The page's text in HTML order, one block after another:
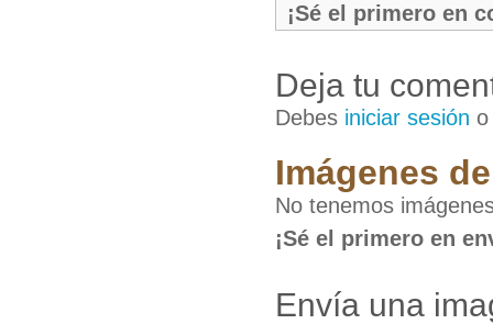
¡Sé el primero en
Deja tu
Debes iniciar sesión
Imágenes
No tenemos
¡Sé el primero en
Envía una